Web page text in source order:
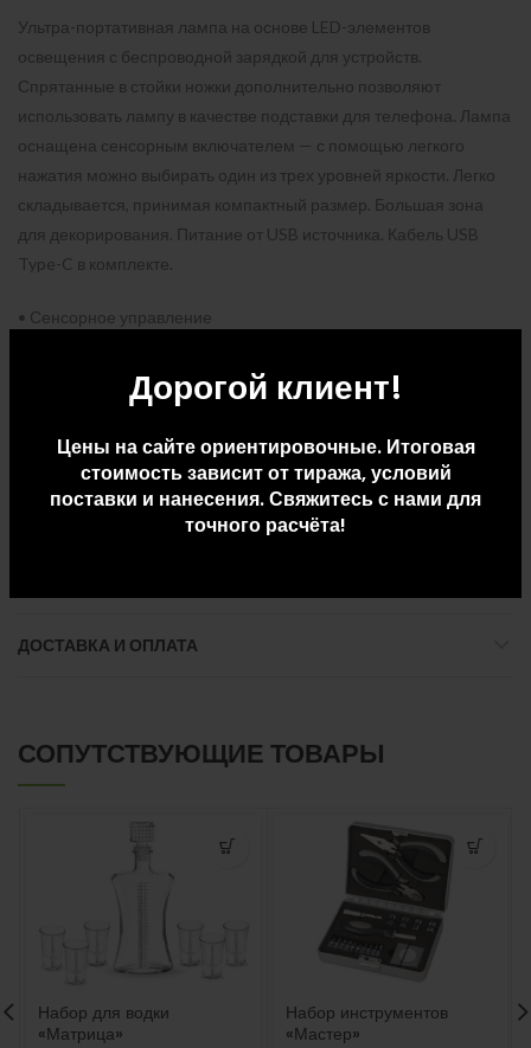
Дорогой клиент!
Цены на сайте ориентировочные. Итоговая
стоимость зависит от тиража, условий
поставки и нанесения. Свяжитесь с нами для
точного расчёта!
Ультра-портативная лампа на основе LED-элементов
освещения с беспроводной зарядкой для устройств.
Спрятанные в стойки ножки дополнительно позволяют
использовать лампу в качестве подставки для телефона. Лампа
оснащена сенсорным включателем — с помощью легкого
нажатия можно выбирать один из трех уровней яркости. Легко
складывается, принимая компактный размер. Большая зона
для декорирования. Питание от USB источника. Кабель USB
Type-C в комплекте.
• Сенсорное управление
• Беспроводная зарядка смартфона 10 Вт
цена на товар снижена, претензии, связанные с наличием
указанных дефектов, не принимаются.
ДОСТАВКА И ОПЛАТА
СОПУТСТВУЮЩИЕ ТОВАРЫ
Набор для водки
«Матрица»
Набор инструментов
«Мастер»